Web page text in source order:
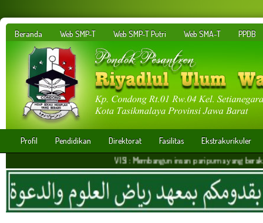
Beranda Web SMP-T Web SMP-T Putri Web SMA-T PPDB
Profil Pendidikan Direktorat Fasilitas
Ekstrakurikuler
VISI : Membangun insan paripurna yang berakhlakul